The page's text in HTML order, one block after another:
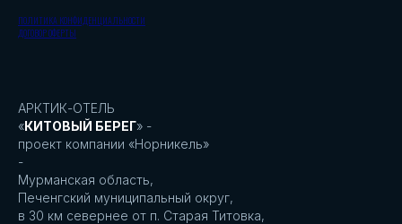
ПОЛИТИКА КОНФИДЕНЦИАЛЬНОСТИ
ДОГОВОР ОФЕРТЫ
АРКТИК-ОТЕЛЬ
«КИТОВЫЙ БЕРЕГ» -
проект компании «Норникель»
-
Мурманская область,
Печенгский муниципальный округ,
в 30 км севернее от п. Старая Титовка,